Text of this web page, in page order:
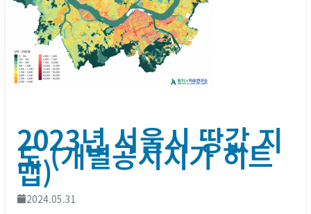
2023년 서울시 땅값 지
도 (개별공시지가 히트
맵)
2024.05.31